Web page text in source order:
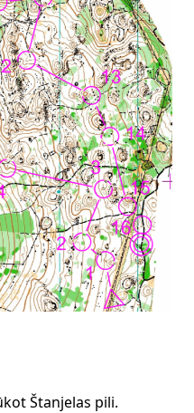
Štanjelas pili.